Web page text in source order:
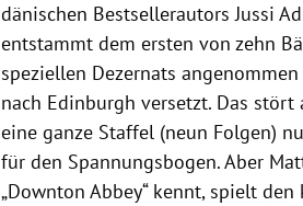
dänischen Bestsellerautors Jussi
entstammt dem ersten von zehn
speziellen Dezernats
nach Edinburgh versetzt. Das
eine ganze Staffel (neun Folgen)
für den Spannungsbogen. Aber
„Downton Abbey“ kennt, spielt